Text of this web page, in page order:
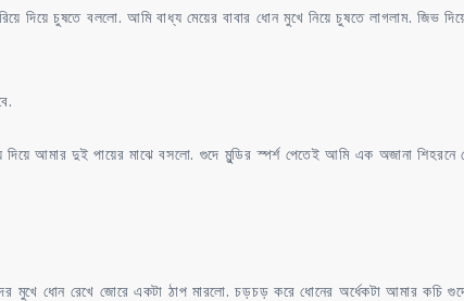
দিয়ে চুষতে বললো. আমি বাধ্য মেয়ের বাবার ধোন মুখে নিয়ে চুষতে লাগলাম. জিভ
দিয়ে আমার দুই পায়ের মাঝে বসলো. গুদে মুন্ডির স্পর্শ পেতেই আমি এক অজানা
মুখে ধোন রেখে জোরে একটা ঠাপ মারলো. চড়চড় করে ধোনের অর্ধেকটা আমার কচি